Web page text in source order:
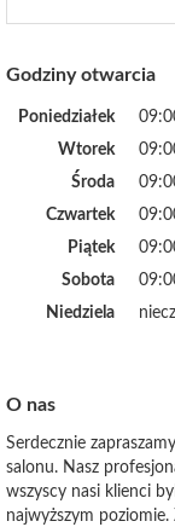
Godziny otwarcia
Poniedziałek
Wtorek
Środa
Czwartek
Piątek
Sobota
Niedziela
O nas
Serdecznie
salonu. Nasz
wszyscy nasi klienci
najwyższym